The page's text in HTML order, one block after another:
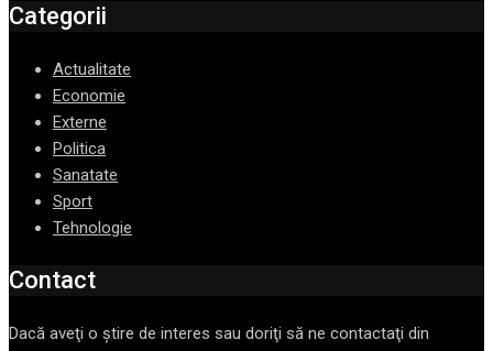
Categorii
Actualitate
Economie
Externe
Politica
Sanatate
Sport
Tehnologie
Contact
Dacă aveţi o ştire de interes sau doriţi să ne contactaţi din